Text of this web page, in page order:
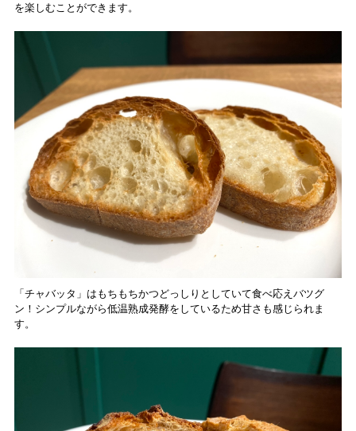
を楽しむことができます。
「チャバッタ」はもちもちかつどっしりとしていて食べ応えバツグ
ン！シンプルながら低温熟成発酵をしているため甘さも感じられま
す。